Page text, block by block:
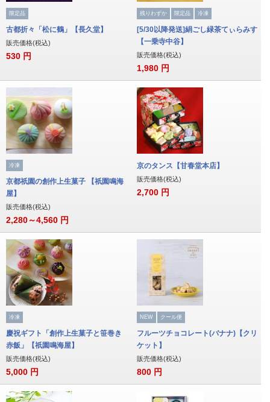
限定品
古都折々「松に鶴」【長久堂】
販売価格(税込)
530 円
残りわずか 限定品 冷凍
[5/30以降発送]絹ごし緑茶てぃらみす
【一乗寺中谷】
販売価格(税込)
1,980 円
冷凍
京都祇園の創作上生菓子 【祇園鳴海
屋】
販売価格(税込)
2,280～4,560 円
京のタンス【甘春堂本店】
販売価格(税込)
2,700 円
冷凍
慶祝ギフト「創作上生菓子と笹巻き
赤飯」【祇園鳴海屋】
販売価格(税込)
5,000 円
NEW クール便
フルーツチョコレート(バナナ)【クリ
ケット】
販売価格(税込)
800 円